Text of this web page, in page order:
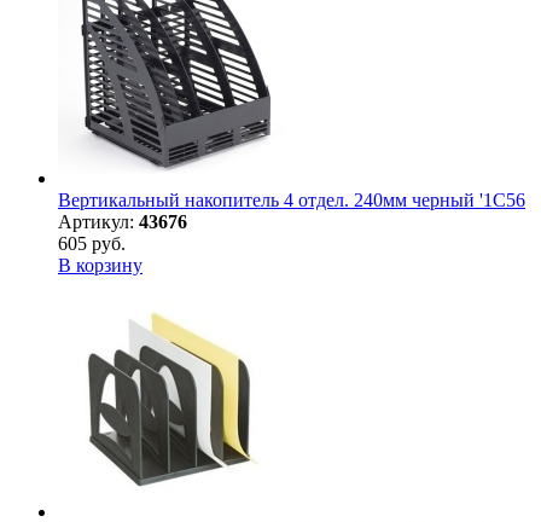
Вертикальный накопитель 4 отдел. 240мм черный '1С56
Артикул: 43676
605 руб.
В корзину